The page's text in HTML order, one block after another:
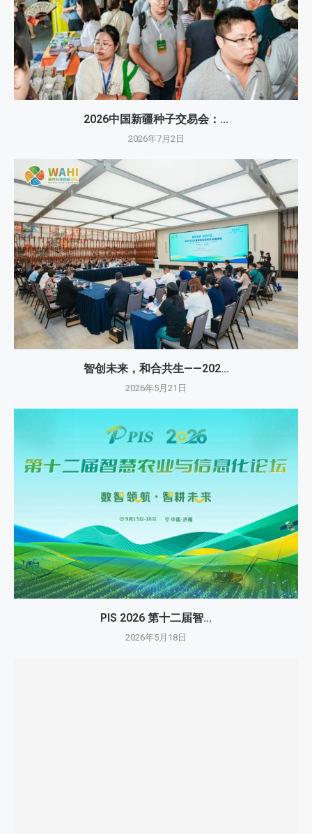
2026中国新疆种子交易会：...
2026年7月2日
智创未来，和合共生——202...
2026年5月21日
PIS 2026 第十二届智...
2026年5月18日